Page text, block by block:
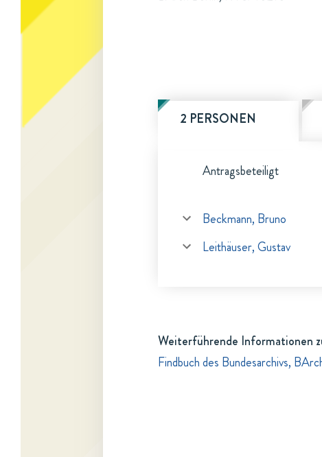
2 PERSONEN
Antragsbeteiligt
Beckmann, Bruno
Leithäuser, Gustav
Weiterführende Informationen
Findbuch des Bundesarchivs,